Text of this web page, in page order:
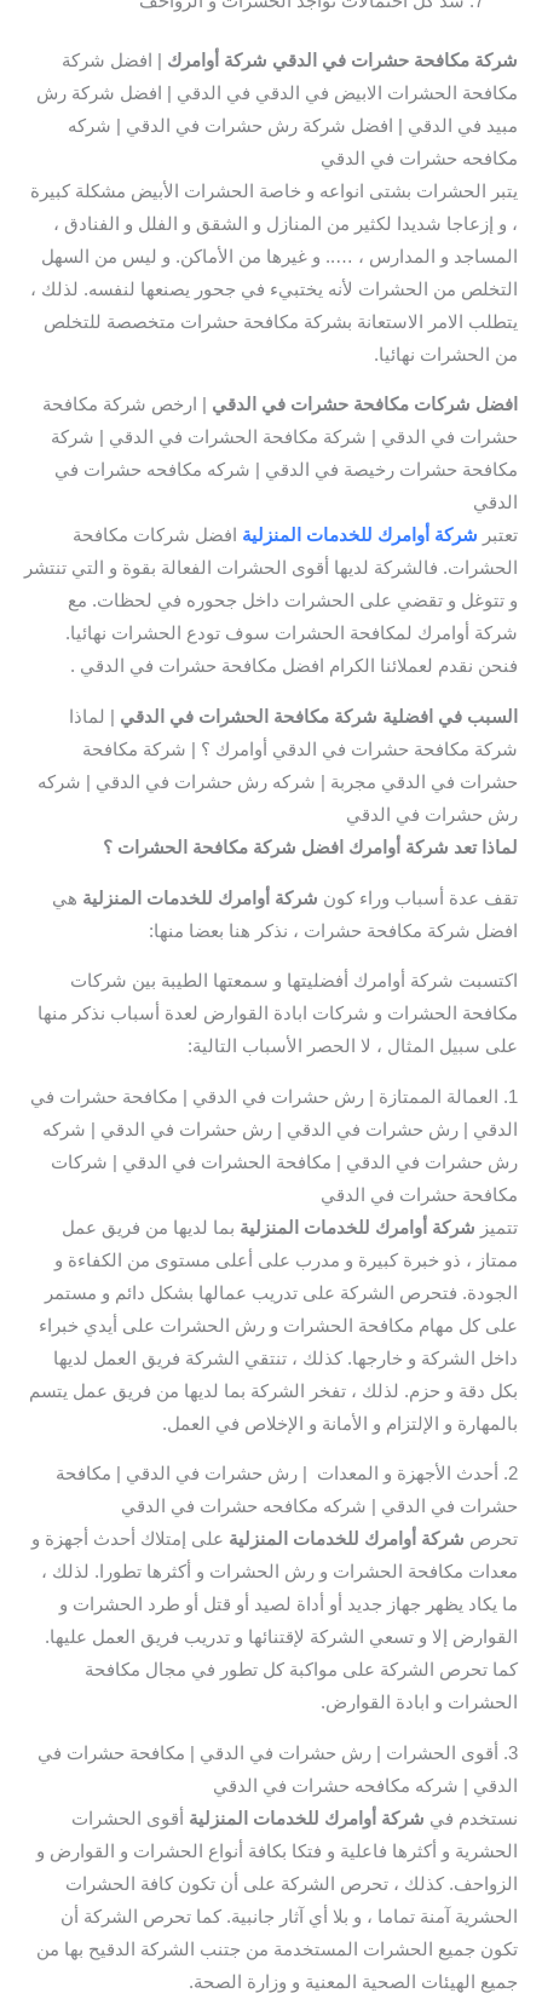
شركة مكافحة حشرات في الدقي شركة أوامرك | افضل شركة
مكافحة الحشرات الابيض في الدقي في الدقي | افضل شركة رش
مبيد في الدقي | افضل شركة رش حشرات في الدقي | شركه
مكافحه حشرات في الدقي
يتبر الحشرات بشتى انواعه و خاصة الحشرات الأبيض مشكلة كبيرة
، و إزعاجا شديدا لكثير من المنازل و الشقق و الفلل و الفنادق ،
المساجد و المدارس ، ….. و غيرها من الأماكن. و ليس من السهل
التخلص من الحشرات لأنه يختبيء في جحور يصنعها لنفسه. لذلك ،
يتطلب الامر الاستعانة بشركة مكافحة حشرات متخصصة للتخلص
من الحشرات نهائيا.
افضل شركات مكافحة حشرات في الدقي | ارخص شركة مكافحة
حشرات في الدقي | شركة مكافحة الحشرات في الدقي | شركة
مكافحة حشرات رخيصة في الدقي | شركه مكافحه حشرات في
الدقي
تعتبر شركة أوامرك للخدمات المنزلية افضل شركات مكافحة
الحشرات. فالشركة لديها أقوى الحشرات الفعالة بقوة و التي تنتشر
و تتوغل و تقضي على الحشرات داخل جحوره في لحظات. مع
شركة أوامرك لمكافحة الحشرات سوف تودع الحشرات نهائيا.
فنحن نقدم لعملائنا الكرام افضل مكافحة حشرات في الدقي .
السبب في افضلية شركة مكافحة الحشرات في الدقي | لماذا
شركة مكافحة حشرات في الدقي أوامرك ؟ | شركة مكافحة
حشرات في الدقي مجربة | شركه رش حشرات في الدقي | شركه
رش حشرات في الدقي
لماذا تعد شركة أوامرك افضل شركة مكافحة الحشرات ؟
تقف عدة أسباب وراء كون شركة أوامرك للخدمات المنزلية هي
افضل شركة مكافحة حشرات ، نذكر هنا بعضا منها:
اكتسبت شركة أوامرك أفضليتها و سمعتها الطيبة بين شركات
مكافحة الحشرات و شركات ابادة القوارض لعدة أسباب نذكر منها
على سبيل المثال ، لا الحصر الأسباب التالية:
1. العمالة الممتازة | رش حشرات في الدقي | مكافحة حشرات في
الدقي | رش حشرات في الدقي | رش حشرات في الدقي | شركه
رش حشرات في الدقي | مكافحة الحشرات في الدقي | شركات
مكافحة حشرات في الدقي
تتميز شركة أوامرك للخدمات المنزلية بما لديها من فريق عمل
ممتاز ، ذو خبرة كبيرة و مدرب على أعلى مستوى من الكفاءة و
الجودة. فتحرص الشركة على تدريب عمالها بشكل دائم و مستمر
على كل مهام مكافحة الحشرات و رش الحشرات على أيدي خبراء
داخل الشركة و خارجها. كذلك ، تنتقي الشركة فريق العمل لديها
بكل دقة و حزم. لذلك ، تفخر الشركة بما لديها من فريق عمل يتسم
بالمهارة و الإلتزام و الأمانة و الإخلاص في العمل.
2. أحدث الأجهزة و المعدات | رش حشرات في الدقي | مكافحة
حشرات في الدقي | شركه مكافحه حشرات في الدقي
تحرص شركة أوامرك للخدمات المنزلية على إمتلاك أحدث أجهزة و
معدات مكافحة الحشرات و رش الحشرات و أكثرها تطورا. لذلك ،
ما يكاد يظهر جهاز جديد أو أداة لصيد أو قتل أو طرد الحشرات و
القوارض إلا و تسعي الشركة لإقتنائها و تدريب فريق العمل عليها.
كما تحرص الشركة على مواكبة كل تطور في مجال مكافحة
الحشرات و ابادة القوارض.
3. أقوى الحشرات | رش حشرات في الدقي | مكافحة حشرات في
الدقي | شركه مكافحه حشرات في الدقي
نستخدم في شركة أوامرك للخدمات المنزلية أقوى الحشرات
الحشرية و أكثرها فاعلية و فتكا بكافة أنواع الحشرات و القوارض و
الزواحف. كذلك ، تحرص الشركة على أن تكون كافة الحشرات
الحشرية آمنة تماما ، و بلا أي آثار جانبية. كما تحرص الشركة أن
تكون جميع الحشرات المستخدمة من جتنب الشركة الدقيح بها من
جميع الهيئات الصحية المعنية و وزارة الصحة.